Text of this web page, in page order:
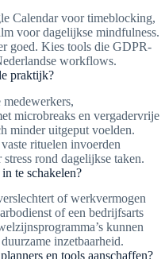
Calendar voor timeblocking,
voor dagelijkse mindfulness.
goed. Kies tools die GDPR-
workflows.
praktijk?
microbreaks en vergadervrije
minder uitgeput voelden.
rituelen invoerden
rond dagelijkse taken.
te schakelen?
of werkvermogen
of een bedrijfsarts
kunnen
inzetbaarheid.
en tools aanschaffen?